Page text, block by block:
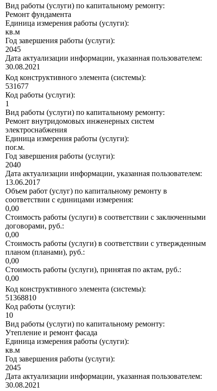
Вид работы (услуги) по капитальному ремонту:
Ремонт фундамента
Единица измерения работы (услуги):
кв.м
Год завершения работы (услуги):
2045
Дата актуализации информации, указанная пользователем:
30.08.2021
Код конструктивного элемента (системы):
531677
Код работы (услуги):
1
Вид работы (услуги) по капитальному ремонту:
Ремонт внутридомовых инженерных систем
электроснабжения
Единица измерения работы (услуги):
пог.м.
Год завершения работы (услуги):
2040
Дата актуализации информации, указанная пользователем:
13.06.2017
Объем работ (услуг) по капитальному ремонту в
соответствии с единицами измерения:
0,00
Стоимость работы (услуги) в соответствии с заключенными
договорами, руб.:
0,00
Стоимость работы (услуги) в соответствии с утвержденным
планом (планами), руб.:
0,00
Стоимость работы (услуги), принятая по актам, руб.:
0,00
Код конструктивного элемента (системы):
51368810
Код работы (услуги):
10
Вид работы (услуги) по капитальному ремонту:
Утепление и ремонт фасада
Единица измерения работы (услуги):
кв.м
Год завершения работы (услуги):
2045
Дата актуализации информации, указанная пользователем:
30.08.2021